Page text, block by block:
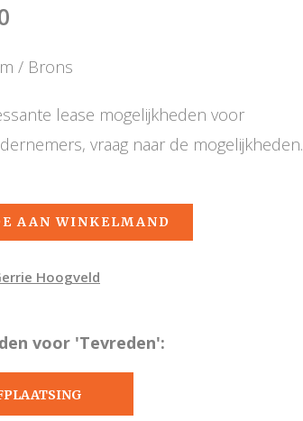
/ Brons
lease mogelijkheden voor
vraag naar de mogelijkheden.
AAN WINKELMAND
Hoogveld
voor 'Tevreden':